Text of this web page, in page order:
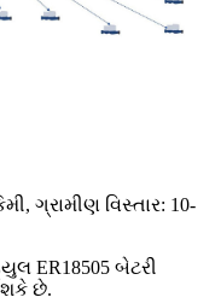
ગ્રામીણ વિસ્તાર: 10-
ER18505 બેટરી
શકે છે.